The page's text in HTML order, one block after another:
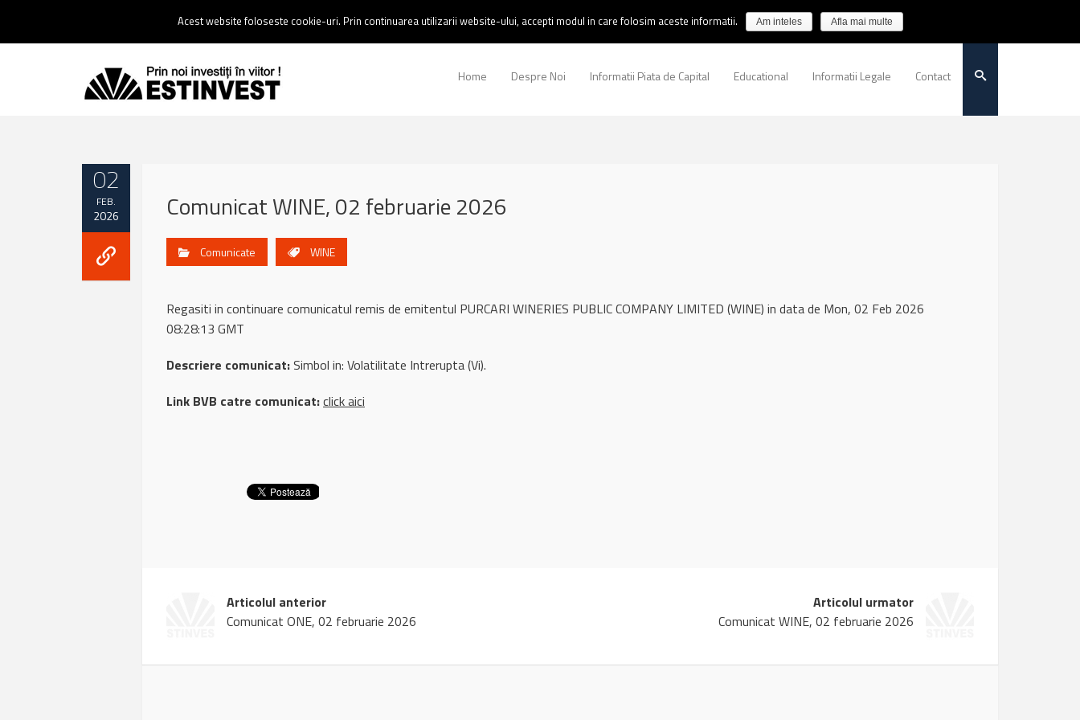
0237 238 900 |Email :contact@estinvest.ro
Home Despre Noi Informatii Piata de Capital Educational Informatii Legale Contact
02
FEB.
2026 Comunicat WINE, 02 februarie 2026
Comunicate WINE
Regasiti in continuare comunicatul remis de emitentul PURCARI WINERIES PUBLIC COMPANY LIMITED (WINE) in data de Mon, 02 Feb 2026
08:28:13 GMT
Descriere comunicat:Simbol in: Volatilitate Intrerupta (Vi).
Link BVB catre comunicat:click aici
Articolul anterior
Comunicat ONE, 02 februarie 2026
Articolul urmator
Comunicat WINE, 02 februarie 2026
Acest website foloseste cookie-uri. Prin continuarea utilizarii website-ului, accepti modul in care folosim aceste informatii. Am inteles Afla mai multe